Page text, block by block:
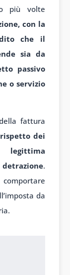
più volte
con la
che il
sia da
passivo
o servizio
fattura
dei
.
da